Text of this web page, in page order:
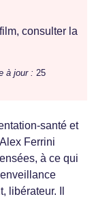
consulter la
à jour : 25
santé et
Ferrini
à ce qui
libérateur. Il